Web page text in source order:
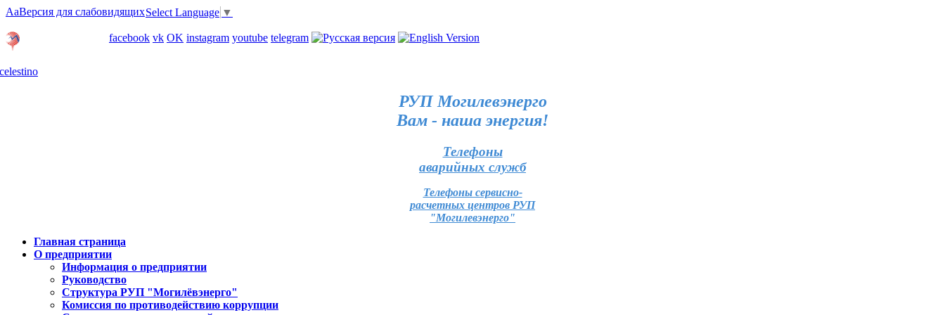
AaВерсия для слабовидящихSelect Language ▼
facebook vk OK instagram youtube telegram
РУП Могилевэнерго
Вам - наша энергия!
Телефоны
аварийных служб
Телефоны сервисно-
расчетных центров РУП
"Могилевэнерго"
Главная страница
О предприятии
Информация о предприятии
Руководство
Структура РУП "Могилёвэнерго"
Комиссия по противодействию коррупции